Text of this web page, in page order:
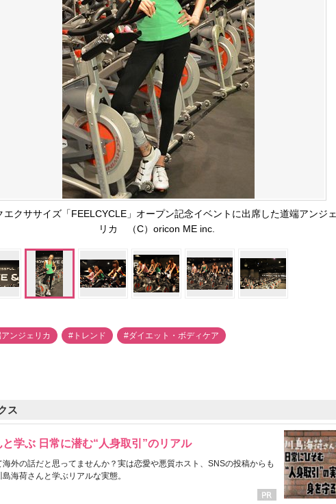
エクササイズ「FEELCYCLE」オープン記念イベントに出席した道端アンジェ
リカ （C）oricon ME inc.
ンジェリカ #トレンド #ダイエット・ボディケア
ス
と学ぶ 日常に潜む“人身取引”のリアル
海外の話だと思ってませんか？実は恋愛や悪質ホスト、SNSの投稿からも
海荷さんと学ぶリアルな実態。